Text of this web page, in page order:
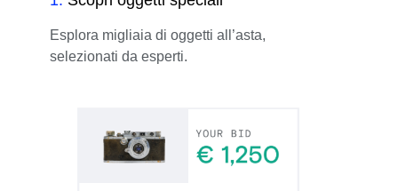
Esplora migliaia di oggetti all’asta,
selezionati da esperti.